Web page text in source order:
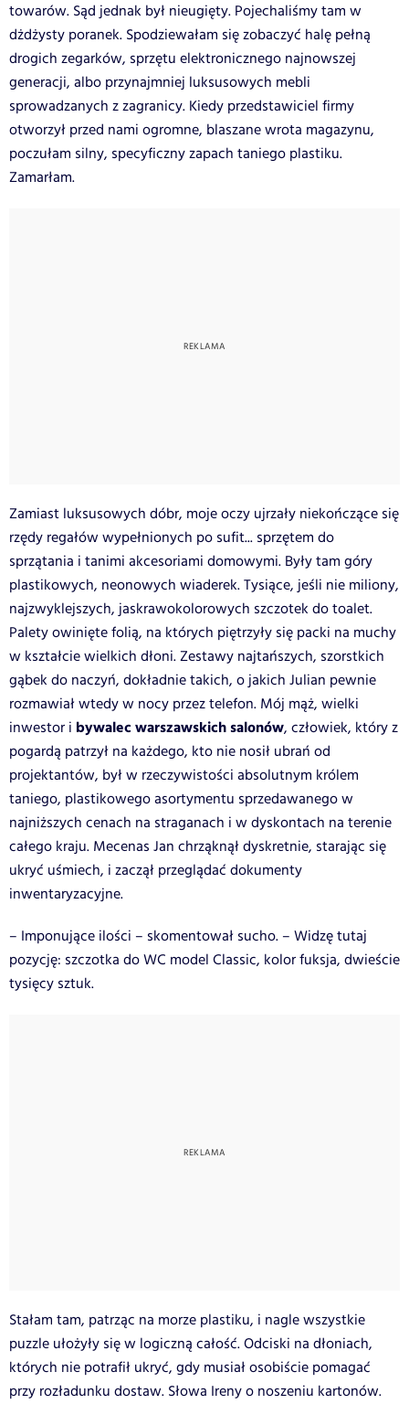
towarów. Sąd jednak był nieugięty. Pojechaliśmy tam w
dżdżysty poranek. Spodziewałam się zobaczyć halę pełną
drogich zegarków, sprzętu elektronicznego najnowszej
generacji, albo przynajmniej luksusowych mebli
sprowadzanych z zagranicy. Kiedy przedstawiciel firmy
otworzył przed nami ogromne, blaszane wrota magazynu,
poczułam silny, specyficzny zapach taniego plastiku.
Zamarłam.
Zamiast luksusowych dóbr, moje oczy ujrzały niekończące się
rzędy regałów wypełnionych po sufit... sprzętem do
sprzątania i tanimi akcesoriami domowymi. Były tam góry
plastikowych, neonowych wiaderek. Tysiące, jeśli nie miliony,
najzwyklejszych, jaskrawokolorowych szczotek do toalet.
Palety owinięte folią, na których piętrzyły się packi na muchy
w kształcie wielkich dłoni. Zestawy najtańszych, szorstkich
gąbek do naczyń, dokładnie takich, o jakich Julian pewnie
rozmawiał wtedy w nocy przez telefon. Mój mąż, wielki
inwestor i bywalec warszawskich salonów, człowiek, który z
pogardą patrzył na każdego, kto nie nosił ubrań od
projektantów, był w rzeczywistości absolutnym królem
taniego, plastikowego asortymentu sprzedawanego w
najniższych cenach na straganach i w dyskontach na terenie
całego kraju. Mecenas Jan chrząknął dyskretnie, starając się
ukryć uśmiech, i zaczął przeglądać dokumenty
inwentaryzacyjne.
– Imponujące ilości – skomentował sucho. – Widzę tutaj
pozycję: szczotka do WC model Classic, kolor fuksja, dwieście
tysięcy sztuk.
Stałam tam, patrząc na morze plastiku, i nagle wszystkie
puzzle ułożyły się w logiczną całość. Odciski na dłoniach,
których nie potrafił ukryć, gdy musiał osobiście pomagać
przy rozładunku dostaw. Słowa Ireny o noszeniu kartonów.